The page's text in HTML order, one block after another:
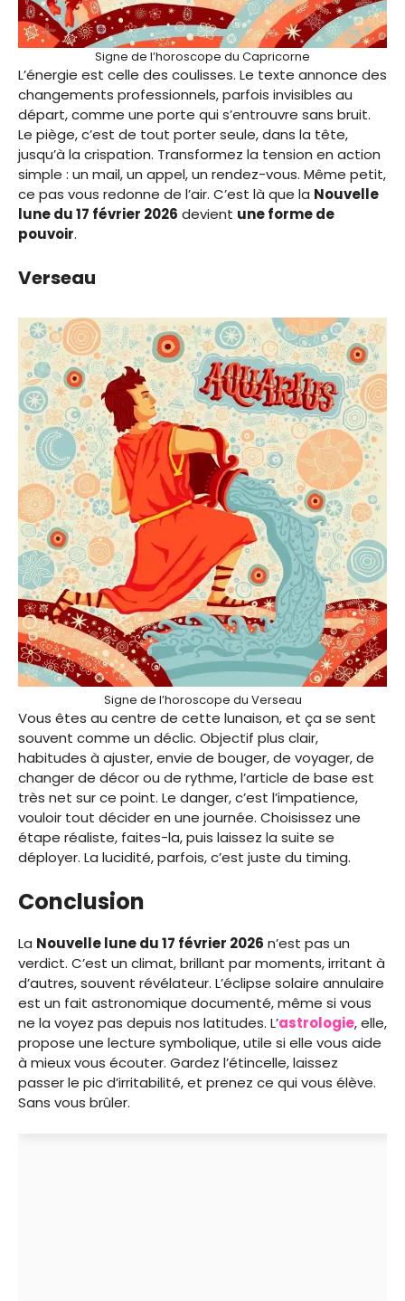
Signe de l’horoscope du Capricorne
L’énergie est celle des coulisses. Le texte annonce des
changements professionnels, parfois invisibles au
départ, comme une porte qui s’entrouvre sans bruit.
Le piège, c’est de tout porter seule, dans la tête,
jusqu’à la crispation. Transformez la tension en action
simple : un mail, un appel, un rendez-vous. Même petit,
ce pas vous redonne de l’air. C’est là que la Nouvelle
lune du 17 février 2026 devient une forme de
pouvoir.
Verseau
Signe de l’horoscope du Verseau
Vous êtes au centre de cette lunaison, et ça se sent
souvent comme un déclic. Objectif plus clair,
habitudes à ajuster, envie de bouger, de voyager, de
changer de décor ou de rythme, l’article de base est
très net sur ce point. Le danger, c’est l’impatience,
vouloir tout décider en une journée. Choisissez une
étape réaliste, faites-la, puis laissez la suite se
déployer. La lucidité, parfois, c’est juste du timing.
Conclusion
La Nouvelle lune du 17 février 2026 n’est pas un
verdict. C’est un climat, brillant par moments, irritant à
d’autres, souvent révélateur. L’éclipse solaire annulaire
est un fait astronomique documenté, même si vous
ne la voyez pas depuis nos latitudes. L’astrologie, elle,
propose une lecture symbolique, utile si elle vous aide
à mieux vous écouter. Gardez l’étincelle, laissez
passer le pic d’irritabilité, et prenez ce qui vous élève.
Sans vous brûler.